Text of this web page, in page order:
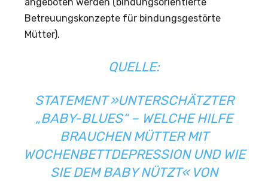
Betreuungskonzepte für bindungsgestörte
Mütter).
QUELLE:
STATEMENT »UNTERSCHÄTZTER
„BABY-BLUES“ – WELCHE HILFE
BRAUCHEN MÜTTER MIT
WOCHENBETTDEPRESSION UND WIE
SIE DEM BABY NÜTZT« VON